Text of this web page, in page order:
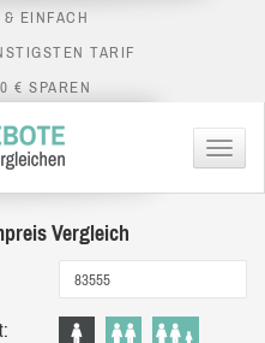
EINFACH
TARIF
€ SPAREN
Menü
Vergleich